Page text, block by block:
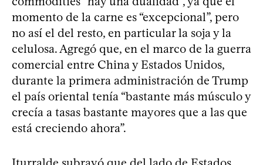
momento de la carne es “excepcional”, pero
no así el del resto, en particular la soja y la
celulosa. Agregó que, en el marco de la guerra
comercial entre China y Estados Unidos,
durante la primera administración de Trump
el país oriental tenía “bastante más músculo y
crecía a tasas bastante mayores que a las que
está creciendo ahora”.